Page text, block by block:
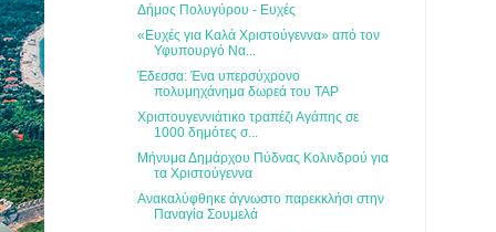
Δήμος Πολυγύρου - Ευχές
«Ευχές για Καλά Χριστούγεννα» από τον
Υφυπουργό Να...
Έδεσσα: Ένα υπερσύχρονο
πολυμηχάνημα δωρεά του TAP
Χριστουγεννιάτικο τραπέζι Αγάπης σε
1000 δημότες σ...
Μήνυμα Δημάρχου Πύδνας Κολινδρού για
τα Χριστούγεννα
Ανακαλύφθηκε άγνωστο παρεκκλήσι στην
Παναγία Σουμελά